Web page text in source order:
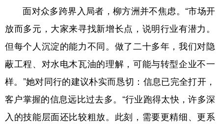
面对众多跨界入局者，柳方洲并不焦虑。“市场开
放而多元，大家来寻找新增长点，说明行业有潜力。
但每个人沉淀的能力不同。做了二十多年，我们对隐
蔽工程、对水电木瓦油的理解，可能与转型企业不一
样。”她对同行的建议朴实而恳切：信息已完全打开，
客户掌握的信息远比过去多。“行业跑得太快，许多深
入的技能层面还比较粗放。此刻，需要更精细、更系